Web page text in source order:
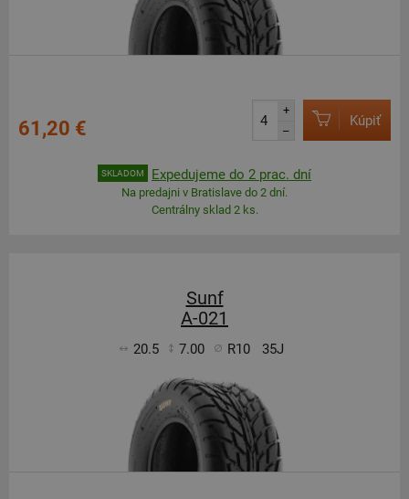
61,20 €
+
–
Kúpiť
SKLADOM Expedujeme do 2 prac. dní
Na predajni v Bratislave do 2 dní.
Centrálny sklad 2 ks.
Sunf
A-021
20.5 7.00 R10 35J